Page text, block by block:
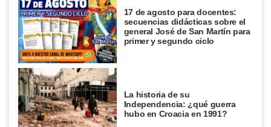
17 de agosto para docentes:
secuencias didácticas sobre el
general José de San Martín para
primer y segundo ciclo
La historia de su
Independencia: ¿qué guerra
hubo en Croacia en 1991?